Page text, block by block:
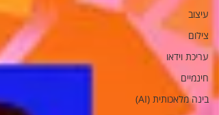
עיצוב
צילום
עריכת וידאו
חינמיים
בינה מלאכותית (AI)